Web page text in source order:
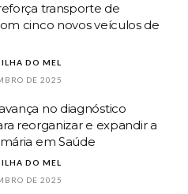
transporte de
cinco novos veículos de
DO MEL
DE 2025
no diagnóstico
reorganizar e expandir a
em Saúde
DO MEL
DE 2025